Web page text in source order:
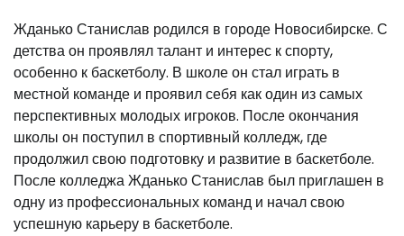
Жданько Станислав родился в городе Новосибирске. С
детства он проявлял талант и интерес к спорту,
особенно к баскетболу. В школе он стал играть в
местной команде и проявил себя как один из самых
перспективных молодых игроков. После окончания
школы он поступил в спортивный колледж, где
продолжил свою подготовку и развитие в баскетболе.
После колледжа Жданько Станислав был приглашен в
одну из профессиональных команд и начал свою
успешную карьеру в баскетболе.